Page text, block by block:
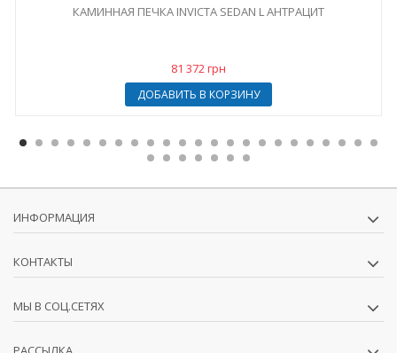
КАМИННАЯ ПЕЧКА INVICTA SEDAN L АНТРАЦИТ
81 372 грн
ДОБАВИТЬ В КОРЗИНУ
ИНФОРМАЦИЯ
КОНТАКТЫ
МЫ В СОЦ.СЕТЯХ